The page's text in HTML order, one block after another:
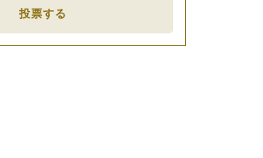
投票する